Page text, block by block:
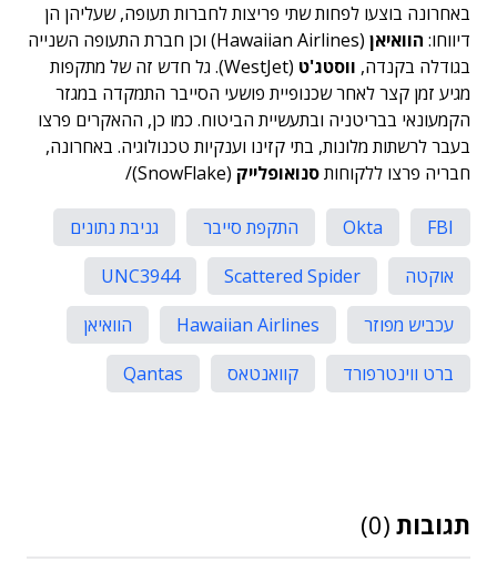
באחרונה בוצעו לפחות שתי פריצות לחברות תעופה, שעליהן הן
דיווחו: הוואיאן
(Hawaiian Airlines) וכן חברת התעופה השנייה
בגודלה בקנדה, ווסטג'ט
(WestJet). גל חדש זה של מתקפות
מגיע זמן קצר לאחר שכנופיית פושעי הסייבר התמקדה במגזר
הקמעונאי בבריטניה ובתעשיית הביטוח. כמו כן, ההאקרים פרצו
בעבר לרשתות מלונות, בתי קזינו וענקיות טכנולוגיה. באחרונה,
חבריה פרצו ללקוחותסנואופלייק (SnowFlake)/
FBI
Okta התקפת סייבר
גניבת נתונים
אוקטה
Scattered Spider
UNC3944
עכביש מפוזר
Hawaiian Airlines
הוואיאן
ברט ווינטרפורד
קוואנטאס Qantas
תגובות (0)